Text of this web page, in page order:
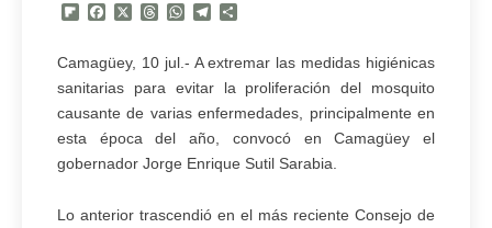
Flipboard
FacebookThreadsWhatsApp
Telegram
Camagüey, 10 jul.- A extremar las medidas higiénicas
sanitarias para evitar la proliferación del mosquito
causante de varias enfermedades, principalmente en
esta época del año, convocó en Camagüey el
gobernador Jorge Enrique Sutil Sarabia.
Lo anterior trascendió en el más reciente Consejo de